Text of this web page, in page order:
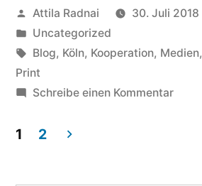
Veröffentlicht
von
Attila Radnai
30. Juli 2018
Veröffentlicht
in
Uncategorized
Schlagwörter:
Blog, Köln, Kooperation, Medien,
Print
Schreibe einen Kommentarzu
1 2